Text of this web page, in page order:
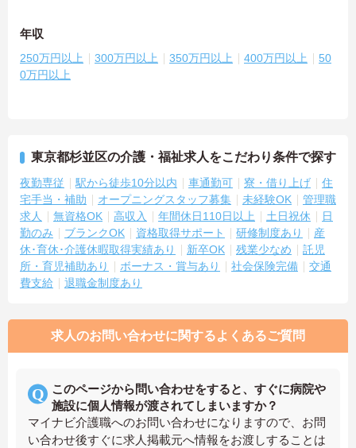
年収
250万円以上 300万円以上 350万円以上 400万円以上
50
0万円以上
東京都杉並区の介護・福祉求人をこだわり条件で探す
夜勤専従 駅から徒歩10分以内 車通勤可 寮・借り上げ
住
宅手当・補助
オープニングスタッフ募集 未経験OK
管理職
求人
無資格OK 高収入 年間休日110日以上 土日祝休
日
勤のみ
ブランクOK 資格取得サポート 研修制度あり
産
休･育休･介護休暇取得実績あり
新卒OK 残業少なめ
託児
所・育児補助あり
ボーナス・賞与あり 社会保険完備
交通
費支給
退職金制度あり
求人のお問い合わせに関するよくあるご質問
このページから問い合わせをすると、すぐに病院や
施設に個人情報が渡されてしまいますか？
マイナビ介護職へのお問い合わせになりますので、お問
い合わせ後すぐに求人掲載元へ情報をお渡しすることは